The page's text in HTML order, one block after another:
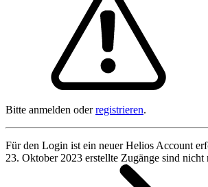
Bitte anmelden oderregistrieren.
Für den Login ist ein neuer Helios Account
23. Oktober 2023 erstellte Zugänge sind nicht